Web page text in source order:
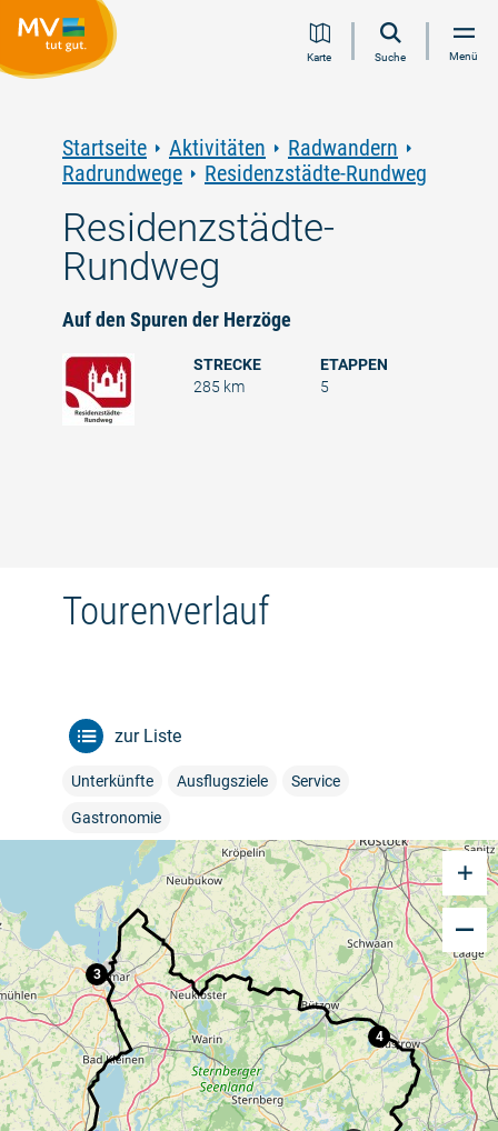
Inhalt
Navigation
Volltextsuche
FooterKarte Suche Menü
Startseite Aktivitäten
Radwandern
Radrundwege
Residenzstädte-Rundweg
Residenzstädte-
Rundweg
Auf den Spuren der Herzöge
STRECKE
285 km
ETAPPEN
5
Tourenverlauf
4
3
zur Liste
Unterkünfte Ausflugsziele Service
Gastronomie